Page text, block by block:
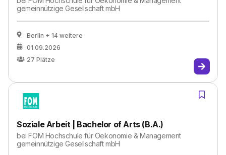
gemeinnützige Gesellschaft mbH
Berlin + 14 weitere
01.09.2026
27 Plätze
Soziale Arbeit | Bachelor of Arts (B.A.)
beiFOM Hochschule für Oekonomie & Management
gemeinnützige Gesellschaft mbH